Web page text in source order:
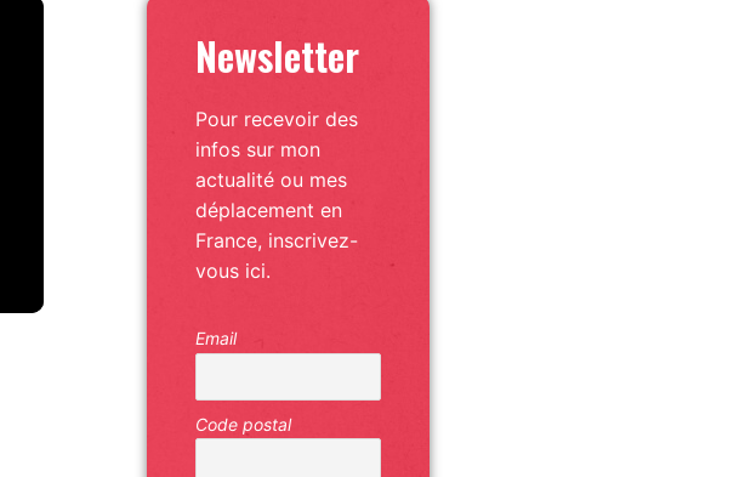
Newsletter
Pour recevoir des
infos sur mon
actualité ou mes
déplacement en
France, inscrivez-
vous ici.
Email
Code postal